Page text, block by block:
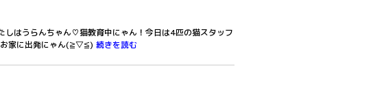
はうらんちゃん♡猫教育中にゃん！今日は4匹の猫スタッフ
家に出発にゃん(≧▽≦) 続きを読む